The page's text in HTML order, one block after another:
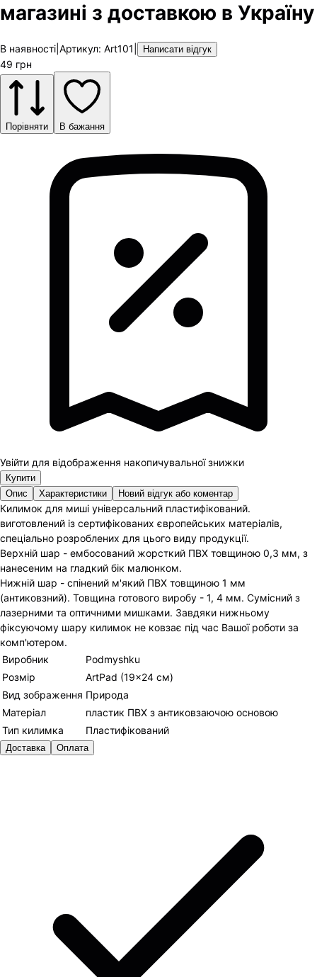
магазині з доставкою в Україну
В наявності Артикул: Art101 Написати відгук
49 грн
Порівняти В бажання
Увійти для відображення накопичувальної знижки
Купити
Опис
Характеристики Новий відгук або коментар
Килимок для миші універсальний пластифікований.
виготовлений із сертифікованих європейських матеріалів,
спеціально розроблених для цього виду продукції.
Верхній шар - ембосований жорсткий ПВХ товщиною 0,3 мм, з
нанесеним на гладкий бік малюнком.
Нижній шар - спінений м'який ПВХ товщиною 1 мм
(антиковзний). Товщина готового виробу - 1, 4 мм. Сумісний з
лазерними та оптичними мишками. Завдяки нижньому
фіксуючому шару килимок не ковзає під час Вашої роботи за
комп'ютером.
Виробник
Podmyshku
Розмір
ArtPad (19×24 см)
Вид зображення Природа
Матеріал
пластик ПВХ з антиковзаючою основою
Тип килимка
Пластифікований
Доставка Оплата